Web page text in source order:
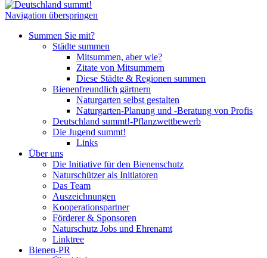
Navigation überspringen
Summen Sie mit?
Städte summen
Mitsummen, aber wie?
Zitate von Mitsummern
Diese Städte & Regionen summen
Bienenfreundlich gärtnern
Naturgarten selbst gestalten
Naturgarten-Planung und -Beratung von Profis
Deutschland summt!-Pflanzwettbewerb
Die Jugend summt!
Links
Über uns
Die Initiative für den Bienenschutz
Naturschützer als Initiatoren
Das Team
Auszeichnungen
Kooperationspartner
Förderer & Sponsoren
Naturschutz Jobs und Ehrenamt
Linktree
Bienen-PR